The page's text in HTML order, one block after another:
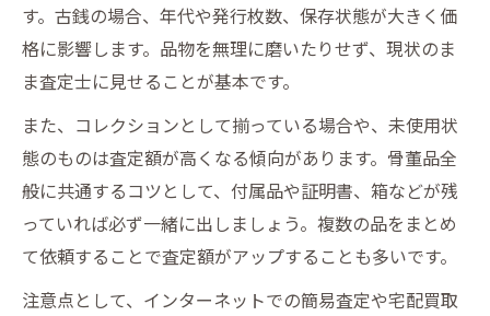
す。古銭の場合、年代や発行枚数、保存状態が大きく価
格に影響します。品物を無理に磨いたりせず、現状のま
ま査定士に見せることが基本です。
また、コレクションとして揃っている場合や、未使用状
態のものは査定額が高くなる傾向があります。骨董品全
般に共通するコツとして、付属品や証明書、箱などが残
っていれば必ず一緒に出しましょう。複数の品をまとめ
て依頼することで査定額がアップすることも多いです。
注意点として、インターネットでの簡易査定や宅配買取